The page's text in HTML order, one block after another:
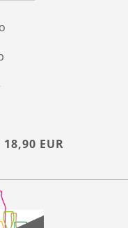
EUR